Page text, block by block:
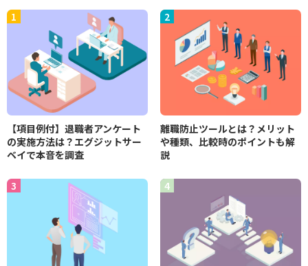
【項目例付】退職者アンケート
の実施方法は？エグジットサー
ベイで本音を調査
離職防止ツールとは？メリット
や種類、比較時のポイントも解
説